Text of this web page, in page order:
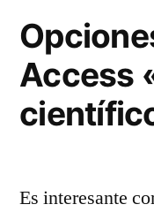
Access
Es interesante